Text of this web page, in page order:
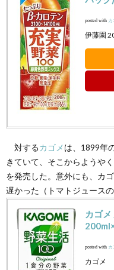
posted with カ
伊藤園
対するカゴメ は、1899年
きていて、そこからようや
を発売した。意外にも、カ
遅かった（トマトジュース
カゴ
posted with カ
カゴメ